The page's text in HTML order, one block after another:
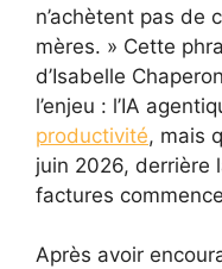
n’achètent pas de
mères. » Cette
d’Isabelle
l’enjeu : l’IA
productivité, mais
juin 2026, derrière
factures
Après avoir